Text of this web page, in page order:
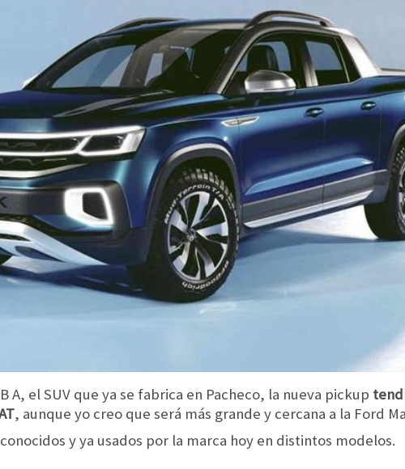
A, el SUV que ya se fabrica en Pacheco, la nueva pickup
, aunque yo creo que será más grande y cercana a la Ford
y ya usados por la marca hoy en distintos modelos.